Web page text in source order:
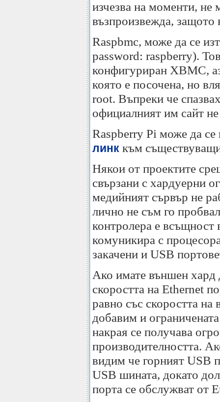
изчезва на моменти, не
възпроизвежда,
Raspbmc, може да се
password: raspberry).
конфигуриран XBMC,
която е посочена, но
root. Въпреки че
официалният им сайт
Raspberry Pi може да се
линк към
Някои от проектите
свързани с хардуерни
медийният сървър не
лично не съм го
контролера е всъщност
комуникира с
закачени и USB
Ако имате външен хард
скоростта на Ethernet
равно със скоростта
добавим и
накрая се получава
производителността.
видим че горният USB
USB шината, докато
порта се обслужват от